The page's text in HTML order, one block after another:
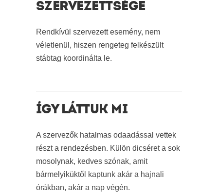
SZERVEZETTSÉGE
Rendkívül szervezett esemény, nem
véletlenül, hiszen rengeteg felkészült
stábtag koordinálta le.
ÍGY LÁTTUK MI
A szervezők hatalmas odaadással vettek
részt a rendezésben. Külön dicséret a sok
mosolynak, kedves szónak, amit
bármelyiküktől kaptunk akár a hajnali
órákban, akár a nap végén.